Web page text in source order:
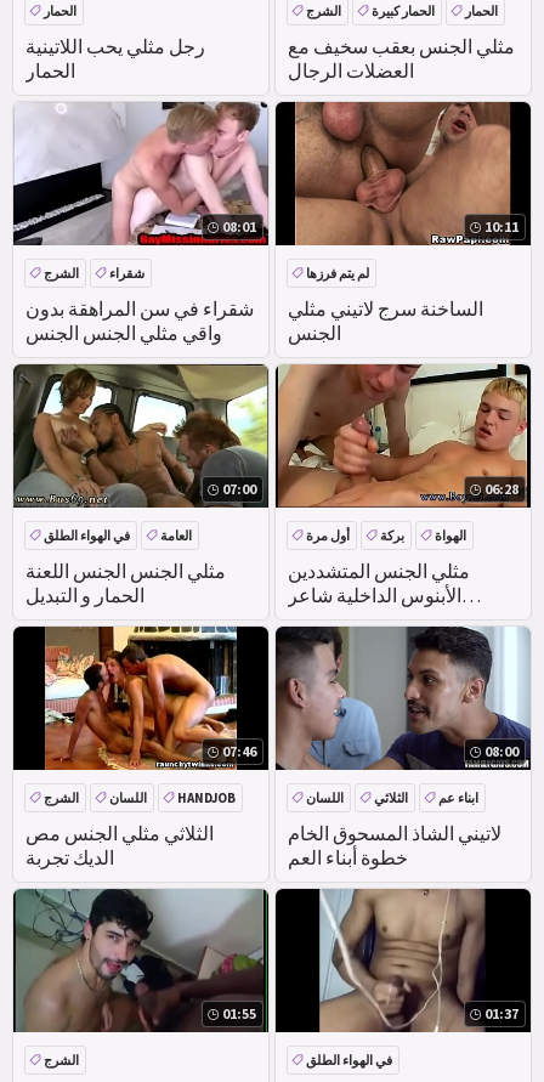
رجل مثلي يحب اللاتينية
الحمار
الحمار
مثلي الجنس بعقب سخيف مع
العضلات الرجال
الشرج الحمار كبيرة الحمار
08:01
شقراء في سن المراهقة بدون
واقي مثلي الجنس الجنس
الشرج شقراء
10:11
الساخنة سرج لاتيني مثلي
الجنس
لم يتم فرزها
07:00
مثلي الجنس الجنس اللعنة
الحمار و التبديل
في الهواء الطلق
العامة
الواقع
06:28
مثلي الجنس المتشددين
الأبنوس الداخلية شاعر
المليون الإباحية فيد أول مرة
ولكن حتى المسبح
أول مرة بركة
الهواة
الشرج
07:46
الثلاثي مثلي الجنس مص
الديك تجربة
الشرج اللسان
HANDJOB
08:00
لاتيني الشاذ المسحوق الخام
خطوة أبناء العم
اللسان الثلاثي ابناء عم
01:55
الشرج
01:37
في الهواء الطلق